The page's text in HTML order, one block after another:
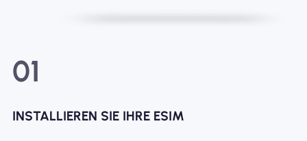
01
INSTALLIEREN SIE IHRE ESIM